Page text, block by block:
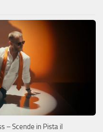
– Scende in Pista il